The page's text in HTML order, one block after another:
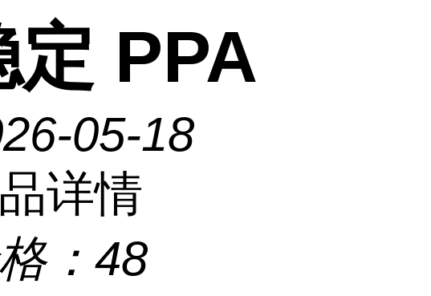
定 PPA
05-18
详情
： 48